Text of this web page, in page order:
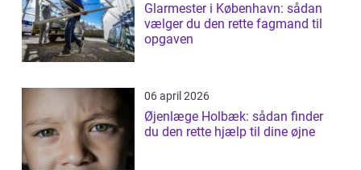
Glarmester i København: sådan
vælger du den rette fagmand til
opgaven
06 april 2026
Øjenlæge Holbæk: sådan finder
du den rette hjælp til dine øjne